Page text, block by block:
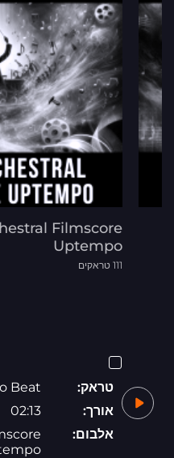
Filmscore
Uptempo
111 טראקים
טראק:
Beat
אורך:
02:13
אלבום: